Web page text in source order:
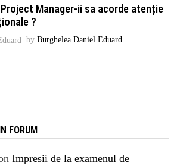
Manager-ii sa acorde atenție
?
by Burghelea Daniel Eduard
FORUM
Impresii de la examenul de